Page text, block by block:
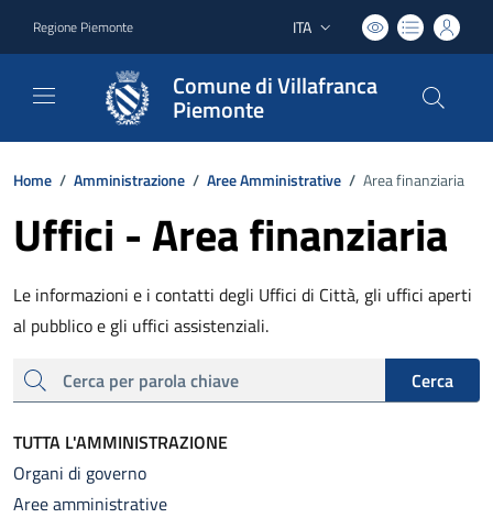
Regione Piemonte Lingua attiva:
ITA
Comune di Villafranca
Piemonte
Home / Amministrazione / Aree Amministrative / Area finanziaria
Uffici - Area finanziaria
Le informazioni e i contatti degli Uffici di Città, gli uffici aperti
al pubblico e gli uffici assistenziali.
cerca
Cerca
TUTTA L'AMMINISTRAZIONE
Organi di governo
Aree amministrative